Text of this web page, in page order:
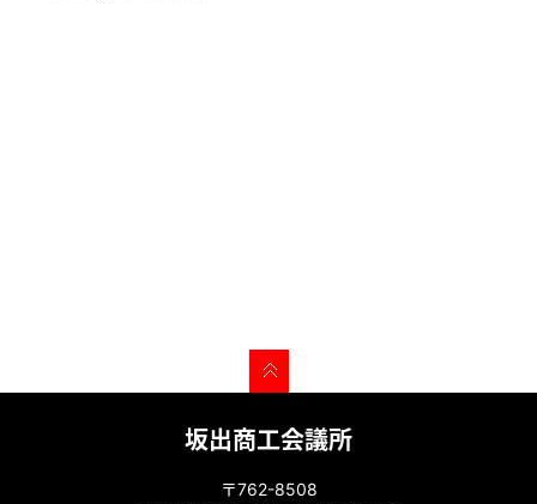
坂出商工会議所
〒762-8508